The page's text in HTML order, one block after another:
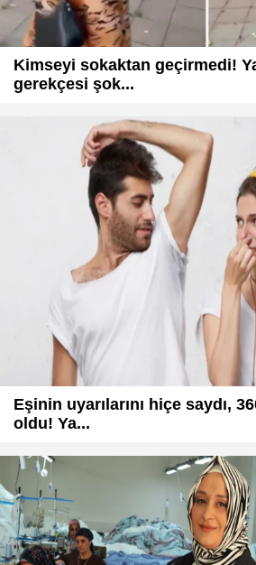
Kimseyi sokaktan geçirmedi!
gerekçesi şok...
Eşinin uyarılarını hiçe saydı,
oldu! Ya...